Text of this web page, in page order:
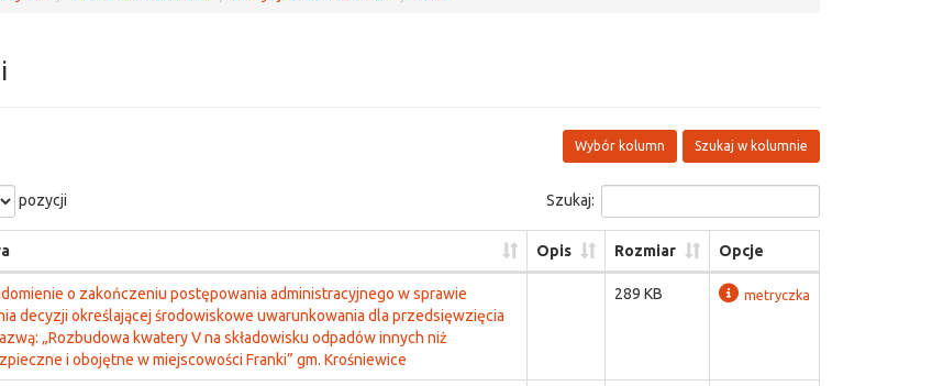
Szukaj w kolumnie
Wybór kolumn
pozycji Szukaj:
Opis Rozmiar Opcje
o zakończeniu postępowania administracyjnego w sprawie
decyzji określającej środowiskowe uwarunkowania dla przedsięwzięcia
„Rozbudowa kwatery V na składowisku odpadów innych niż
i obojętne w miejscowości Franki” gm. Krośniewice
289 KB metryczka